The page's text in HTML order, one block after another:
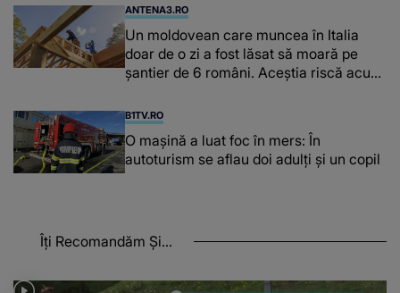
ANTENA3.RO
Un moldovean care muncea în Italia
doar de o zi a fost lăsat să moară pe
şantier de 6 români. Aceștia riscă acum
B1TV.RO
O maşină a luat foc în mers: În
autoturism se aflau doi adulți și un copil
Îți Recomandăm Și...